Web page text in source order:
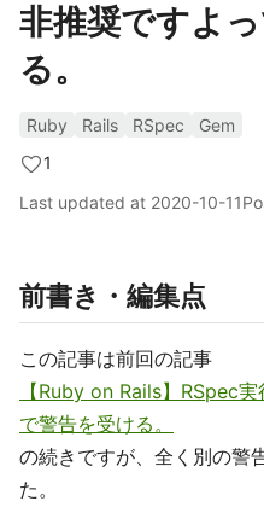
非推奨ですよ
る。
Ruby Rails RSpec
Gem
1
Last updated at 2020-10-11
前書き・編集点
この記事は前回の記事
【Ruby on Rails】RSpec
で警告を受ける。
の続きですが、全く別の警
た。